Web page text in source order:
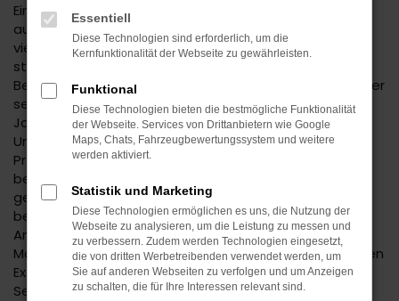
Ein Suzuki Across Neuwagen ist ein echter Star in der
automobilen Welt. Sicher haben auch Sie bereits die
vielen positiven Vergleiche und Tests gelesen. Fest
steht, dass ein Suzuki Across Neuwagen
Begehrlichkeiten weckt und dabei alles andere als teuer
sein muss. Wir vom Autohaus Daub sind seit fast 50
Jahren Experten für Fahrzeuge verschiedener Marken.
Unser Familienbetrieb bietet Ihnen herausragende
Preise und einen erstklassigen Service. Vor dem Kauf
beraten wir Sie gerne umfassend und finden
gemeinsam mit Ihnen heraus, welche Konfiguration
beim Suzuki Across Neuwagen die Beste für Ihre
Ansprüche ist. Ihr Vorteil: Sie allein legen die
Motorisierung, Lackierung und die zahlreichen möglichen
Extras fest, wobei wir Ihnen gerne mit Rat und Tat zur
Seite stehen.
Essentiell
Diese Technologien sind erforderlich, um die
Kernfunktionalität der Webseite zu gewährleisten.
Funktional
Diese Technologien bieten die bestmögliche Funktionalität
der Webseite. Services von Drittanbietern wie Google
Maps, Chats, Fahrzeugbewertungssystem und weitere
werden aktiviert.
Statistik und Marketing
Diese Technologien ermöglichen es uns, die Nutzung der
Webseite zu analysieren, um die Leistung zu messen und
zu verbessern. Zudem werden Technologien eingesetzt,
die von dritten Werbetreibenden verwendet werden, um
Sie auf anderen Webseiten zu verfolgen und um Anzeigen
zu schalten, die für Ihre Interessen relevant sind.